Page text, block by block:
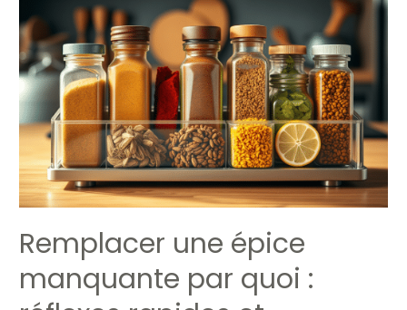
Remplacer une épice
manquante par quoi :
manquante
par
quoi
:
réflexes
rapides
substitutions
fiables